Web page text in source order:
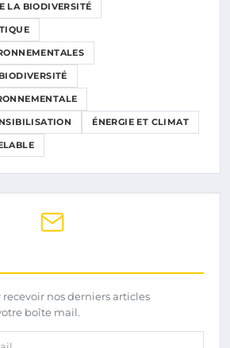
LA BIODIVERSITÉ
ÉNERGIE ET CLIMAT
nos derniers articles
boîte mail.